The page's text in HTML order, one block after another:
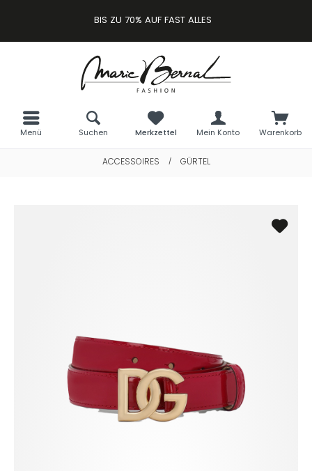
BIS ZU 70% AUF FAST ALLES
Menü Warenkorb
Merkzettel Mein Konto
Suchen
ACCESSOIRES / GÜRTEL